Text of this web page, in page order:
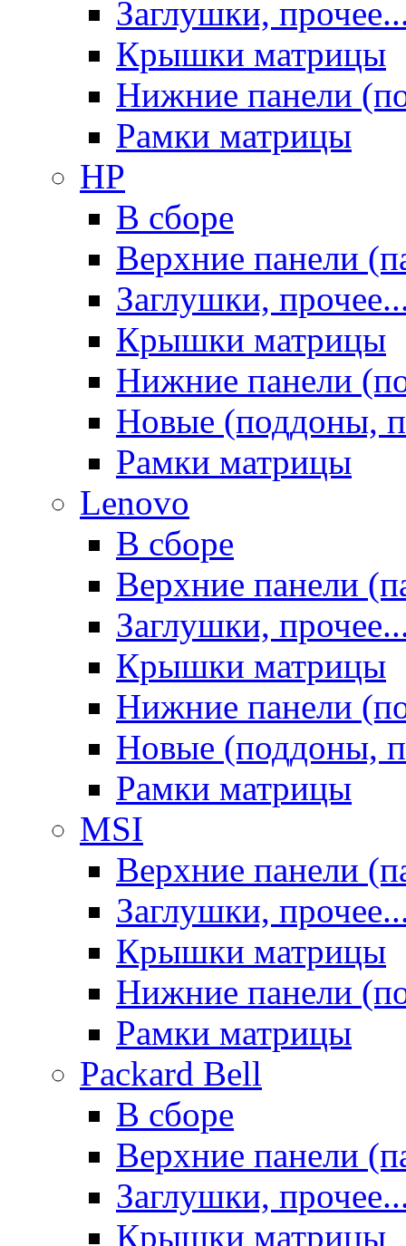
Заглушки,
Крышки матрицы
Нижние панели
Рамки матрицы
HP
В сборе
Верхние панели
Заглушки,
Крышки матрицы
Нижние панели
Новые (поддоны,
Рамки матрицы
Lenovo
В сборе
Верхние панели
Заглушки,
Крышки матрицы
Нижние панели
Новые (поддоны,
Рамки матрицы
MSI
Верхние панели
Заглушки,
Крышки матрицы
Нижние панели
Рамки матрицы
Packard Bell
В сборе
Верхние панели
Заглушки,
Крышки матрицы